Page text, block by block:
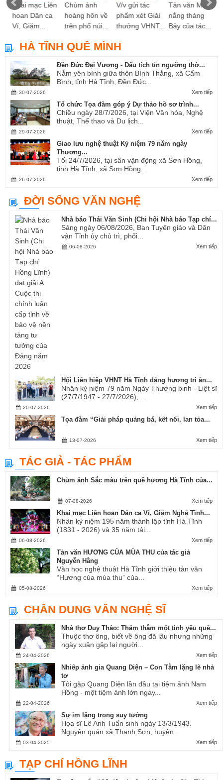
Khai mạc Liên
hoan Dân ca
Ví, Giặm...
Chùm ảnh
hoàng hôn về
trên phố núi...
V/v gửi tác
phẩm xét Giải
thưởng VHNT...
Tản văn Mùa
nắng tháng
Bảy của tác...
HÀ TĨNH QUÊ MÌNH
Đền Đức Đại Vương - Dấu tích tín ngưỡng thờ...
Nằm yên bình giữa thôn Bình Thắng, xã Cẩm
Bình, tỉnh Hà Tĩnh, Đền Đức...
Xem tiếp
30-07-2026
Tổ chức Tọa đàm góp ý Dự thảo hồ sơ trình...
Chiều ngày 28/7/2026, tại Viện Văn hóa, Nghệ
thuật, Thể thao và Du lịch...
Xem tiếp
29-07-2026
Giao lưu nghệ thuật Kỷ niệm 79 năm ngày
Thương...
Tối 24/7/2026, tại sân vận động xã Sơn Hồng,
tỉnh Hà Tĩnh, xã Sơn Hồng...
Xem tiếp
26-07-2026
ĐỜI SỐNG VĂN NGHỆ
Nhà báo Thái Văn Sinh (Chi hội Nhà báo Tạp chí...
Sáng ngày 06/08/2026, Ban Tuyên giáo và Dân
vận Tỉnh ủy chủ trì, phối...
Xem tiếp
06-08-2026
Hội Liên hiệp VHNT Hà Tĩnh dâng hương tri ân...
Nhân kỷ niệm 79 năm Ngày Thương binh - Liệt sĩ
(27/7/1947 - 27/7/2026),...
Xem tiếp
20-07-2026
Tọa đàm “Giải pháp quảng bá, kết nối, lan tỏa...
Xem tiếp
13-07-2026
TÁC GIẢ - TÁC PHẨM
Chùm ảnh Sắc màu trên quê hương Hà Tĩnh của...
Xem tiếp
07-08-2026
Khai mạc Liên hoan Dân ca Ví, Giặm Nghệ Tĩnh...
Nhân kỷ niệm 195 năm thành lập tỉnh Hà Tĩnh
(1831 - 2026) và 35 năm tái...
Xem tiếp
06-08-2026
Tản văn HƯƠNG CỦA MÙA THU của tác giả
Nguyễn Hằng
Văn học nghệ thuật Hà Tĩnh giới thiệu tản văn
“Hương của mùa thu” của...
Xem tiếp
05-08-2026
CHÂN DUNG VĂN NGHỆ SĨ
Nhà thơ Duy Thảo: Thăm thẳm một tình yêu quê...
Thuộc thơ ông, biết về ông đã lâu nhưng những
ngày xuân gặp lại người...
Xem tiếp
24-04-2026
Nhiếp ảnh gia Quang Diện – Con Tằm lặng lẽ nhả
tơ
Tôi gặp Quang Diện lần đầu tại tiệm ảnh Nam
Hồng - một tiệm ảnh lớn ngay...
Xem tiếp
22-04-2026
Sự im lặng trong suy tưởng
Họa sĩ Lê Anh Tuấn sinh ngày 13/3/1943.
Nguyên quán xã Thanh Sơn, huyện...
Xem tiếp
03-04-2025
TẠP CHÍ HỒNG LĨNH